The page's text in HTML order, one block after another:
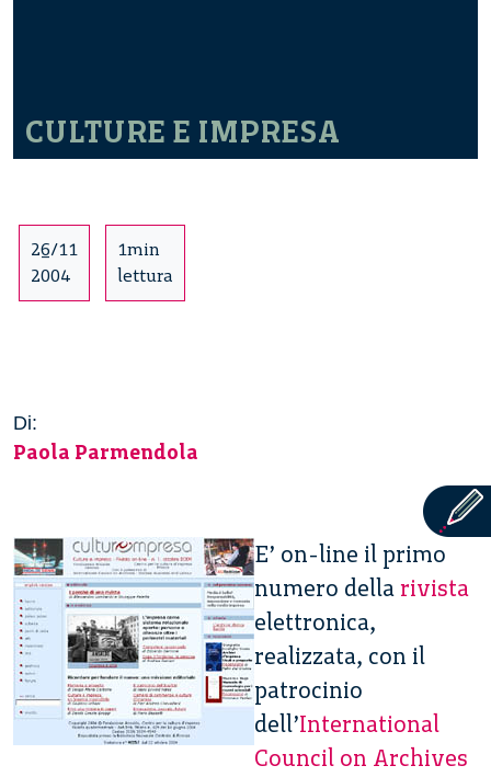
CULTURE E IMPRESA
26/11
2004
1min
lettura
Di:
Paola Parmendola
E’ on-line il primo
numero della rivista
elettronica,
realizzata, con il
patrocinio
dell’International
Council on Archives